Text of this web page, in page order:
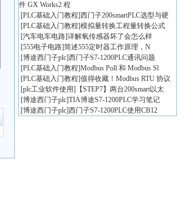
件 GX Works2 程
[PLC基础入门教程]西门子200smartPLC选型与硬
[PLC基础入门教程]模拟量转换工程量转换公式
[汽车电车电路]详解氧传感器坏了会怎么样
[555电子电路]简述555定时器工作原理，N
[博途西门子plc]西门子S7-1200PLC通讯问题
[PLC基础入门教程]Modbus Poll 和 Modbus Sl
[PLC基础入门教程]值得收藏！Modbus RTU 协议
[plc工业软件使用] 【STEP7】两台200smart以太
[博途西门子plc]TIA博途S7-1200PLC学习笔记
[博途西门子plc]西门子S7-1200PLC使用CB12